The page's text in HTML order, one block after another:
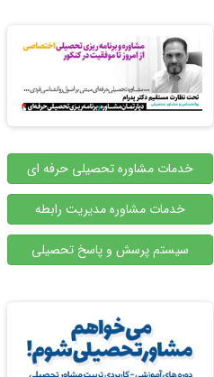
خدمات مشاوره تحصیلی حرفه ای
خدمات مشاوره مدیریت رابطه
سیستم پرسش و پاسخ تحصیلی